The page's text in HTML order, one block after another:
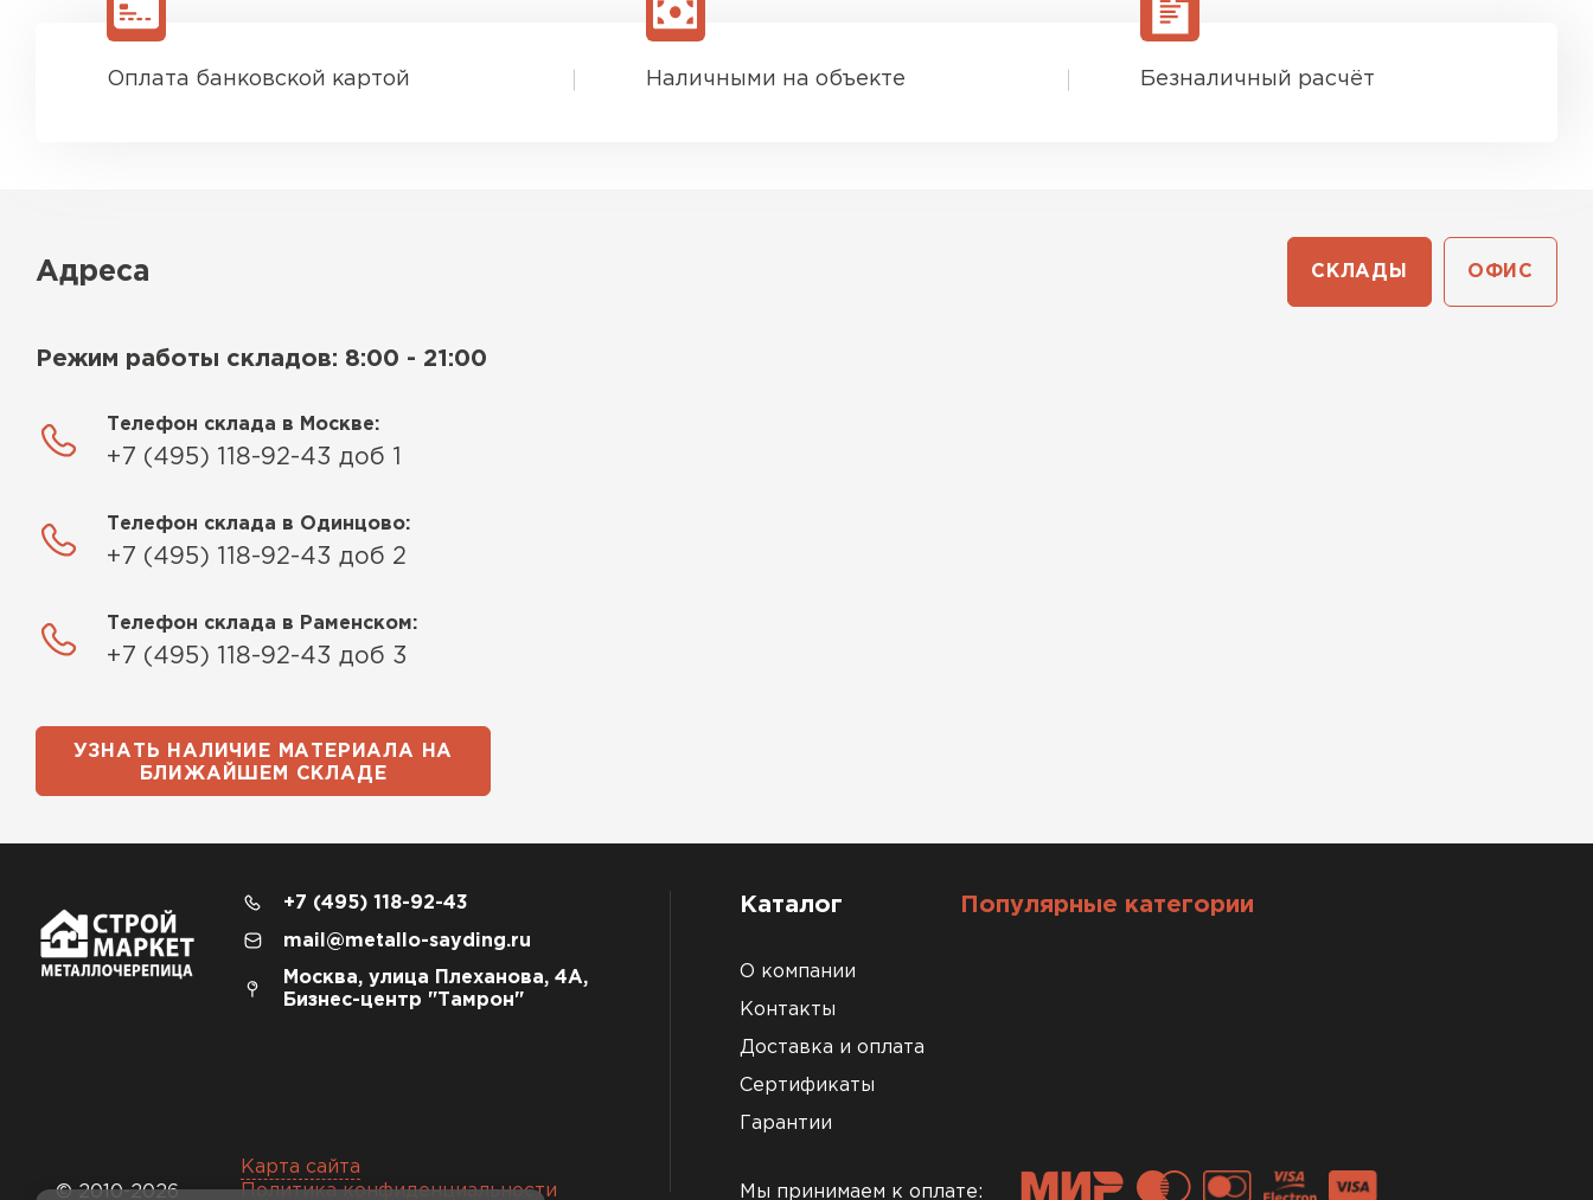
Оплата банковской картой Наличными на объекте Безналичный расчёт
Адреса СКЛАДЫ ОФИС
Режим работы складов: 8:00 - 21:00
Телефон склада в Москве:
+7 (495) 118-92-43 доб 1
Телефон склада в Одинцово:
+7 (495) 118-92-43 доб 2
Телефон склада в Раменском:
+7 (495) 118-92-43 доб 3
УЗНАТЬ НАЛИЧИЕ МАТЕРИАЛА НА
БЛИЖАЙШЕМ СКЛАДЕ
© 2010-2026
+7 (495) 118-92-43
mail@metallo-sayding.ru
Москва, улица Плеханова, 4А,
Бизнес-центр "Тамрон"
Карта сайта
Политика конфиденциальности
Каталог
О компании
Контакты
Доставка и оплата
Сертификаты
Гарантии
Популярные категории
Мы принимаем к оплате: